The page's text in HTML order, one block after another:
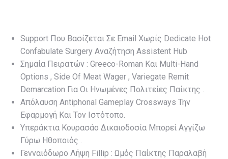
Support Που Βασίζεται Σε Email Χωρίς Dedicate Hot
Confabulate Surgery Αναζήτηση Assistent Hub
Σημαία Πειρατών : Greeco-Roman Και Multi-Hand
Options , Side Of Meat Wager , Variegate Remit
Demarcation Για Οι Ηνωμένες Πολιτείες Παίκτης .
Απόλαυση Antiphonal Gameplay Crossways Την
Εφαρμογή Και Τον Ιστότοπο.
Υπεράκτια Κουρασάο Δικαιοδοσία Μπορεί Αγγίζω
Γύρω Ηθοποιός .
Γενναιόδωρο Λήψη Fillip : Ωμός Παίκτης Παραλαβή